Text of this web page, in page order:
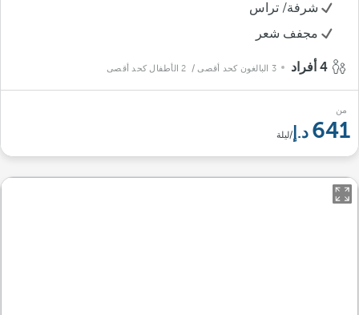
شرفة/ تراس
مجفف شعر
3 البالغون كحد أقصى / 2 الأطفال كحد أقصى
من
641 /ليلة